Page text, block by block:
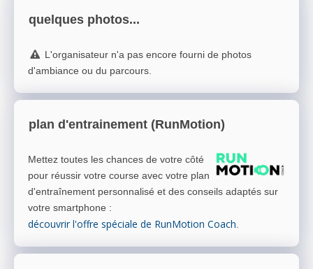
quelques photos...
L'organisateur n'a pas encore fourni de photos
d'ambiance ou du parcours.
plan d'entrainement (RunMotion)
Mettez toutes les chances de votre côté
pour réussir votre course avec votre plan
d'entraînement personnalisé et des conseils adaptés sur
votre smartphone :
découvrir l'offre spéciale de RunMotion Coach